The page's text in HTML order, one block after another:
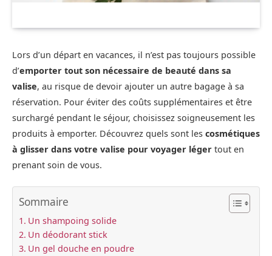
Lors d’un départ en vacances, il n’est pas toujours possible
d’emporter tout son nécessaire de beauté dans sa
valise, au risque de devoir ajouter un autre bagage à sa
réservation. Pour éviter des coûts supplémentaires et être
surchargé pendant le séjour, choisissez soigneusement les
produits à emporter. Découvrez quels sont les cosmétiques
à glisser dans votre valise pour voyager léger tout en
prenant soin de vous.
Sommaire
Un shampoing solide
Un déodorant stick
Un gel douche en poudre